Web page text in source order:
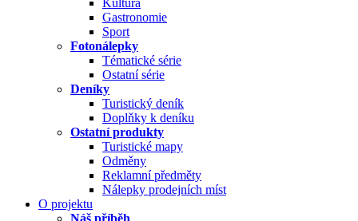
Kultura
Gastronomie
Sport
Fotonálepky
Tématické série
Ostatní série
Deníky
Turistický deník
Doplňky k deníku
Ostatní produkty
Turistické mapy
Odměny
Reklamní předměty
Nálepky prodejních míst
O projektu
Náš příběh